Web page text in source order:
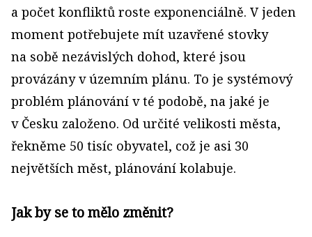
a počet konfliktů roste exponenciálně. V jeden
moment potřebujete mít uzavřené stovky
na sobě nezávislých dohod, které jsou
provázány v územním plánu. To je systémový
problém plánování v té podobě, na jaké je
v Česku založeno. Od určité velikosti města,
řekněme 50 tisíc obyvatel, což je asi 30
největších měst, plánování kolabuje.
Jak by se to mělo změnit?